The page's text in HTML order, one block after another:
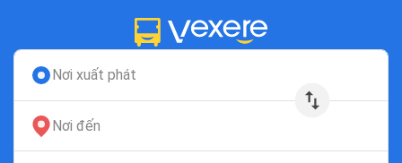
Nơi xuất phát
Nơi đến